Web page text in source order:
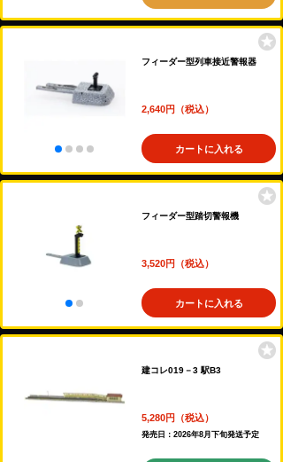
フィーダー型列車接近警報器
2,640円（税込）
カートに入れる
フィーダー型踏切警報機
3,520円（税込）
カートに入れる
建コレ019－3 駅B3
5,280円（税込）
発売日：2026年8月下旬発送予定